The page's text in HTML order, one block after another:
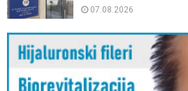
07.08.2026